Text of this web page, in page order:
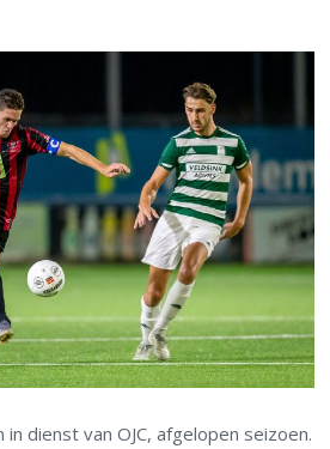
in dienst van OJC, afgelopen seizoen.